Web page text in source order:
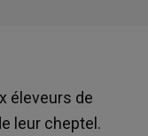
éleveurs de
leur cheptel.